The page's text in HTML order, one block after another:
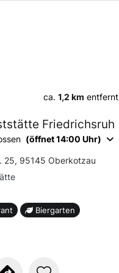
ca. 1,2 km entfernt
Friedrichsruh
(öffnet 14:00 Uhr)
25, 95145 Oberkotzau
Biergarten